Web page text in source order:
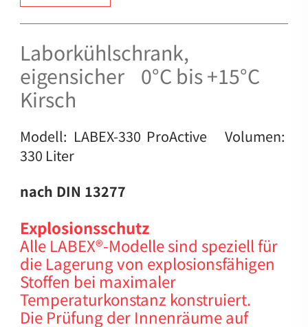
Laborkühlschrank,
eigensicher 0°C bis +15°C
Kirsch
Modell: LABEX-330 ProActive Volumen:
330 Liter
nach DIN 13277
Explosionsschutz
Alle LABEX®-Modelle sind speziell für
die Lagerung von explosionsfähigen
Stoffen bei maximaler
Temperaturkonstanz konstruiert.
Die Prüfung der Innenräume auf